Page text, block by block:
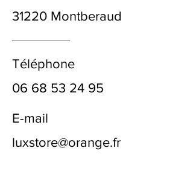
31220 Montberaud
Téléphone
06 68 53 24 95
E-mail
luxstore@orange.fr